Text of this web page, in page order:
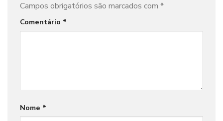
Campos obrigatórios são marcados com *
Comentário *
Nome *